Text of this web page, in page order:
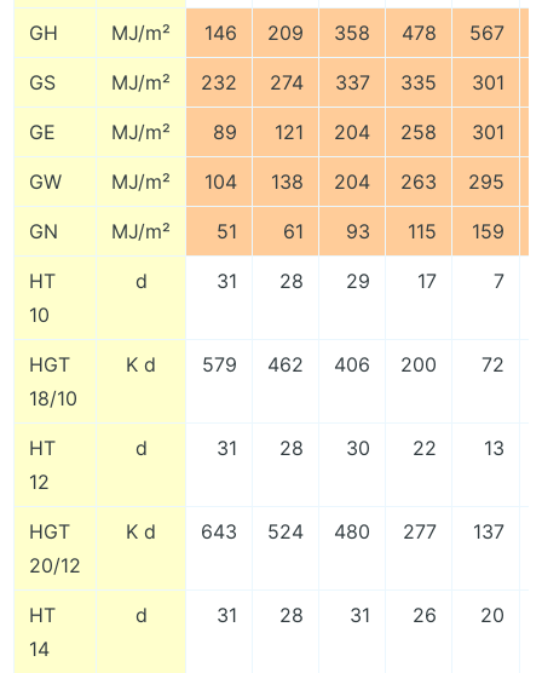
GH MJ/m² 146 209 358 478 567
GS MJ/m² 232 274 337 335 301
GE MJ/m² 89 121 204 258 301
GW MJ/m² 104 138 204 263 295
GN MJ/m² 51 61 93 115 159
HT
10
d 31 28 29 17 7
HGT
18/10
K d 579 462 406 200 72
HT
12
d 31 28 30 22 13
HGT
20/12
K d 643 524 480 277 137
HT
14
d 31 28 31 26 20